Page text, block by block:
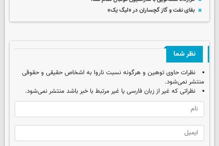
بقای نفت و گاز گچساران در «لیگ یک»
نظر شما
نظرات حاوی توهین و هرگونه نسبت ناروا به اشخاص حقیقی و حقوقی
منتشر نمی‌شود.
نظراتی که غیر از زبان فارسی یا غیر مرتبط با خبر باشد منتشر نمی‌شود.